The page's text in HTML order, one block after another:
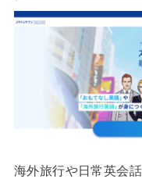
海外旅行や日常英会